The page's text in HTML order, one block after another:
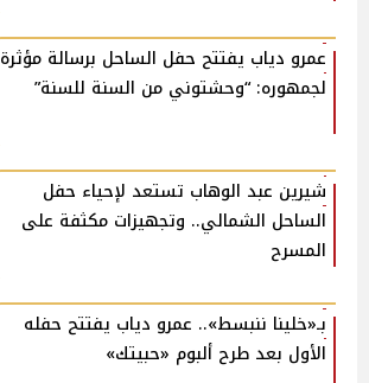
عمرو دياب يفتتح حفل الساحل برسالة مؤثرة
لجمهوره: “وحشتوني من السنة للسنة”
شيرين عبد الوهاب تستعد لإحياء حفل
الساحل الشمالي.. وتجهيزات مكثفة على
المسرح
بـ«خلينا ننبسط».. عمرو دياب يفتتح حفله
الأول بعد طرح ألبوم «حبيتك»